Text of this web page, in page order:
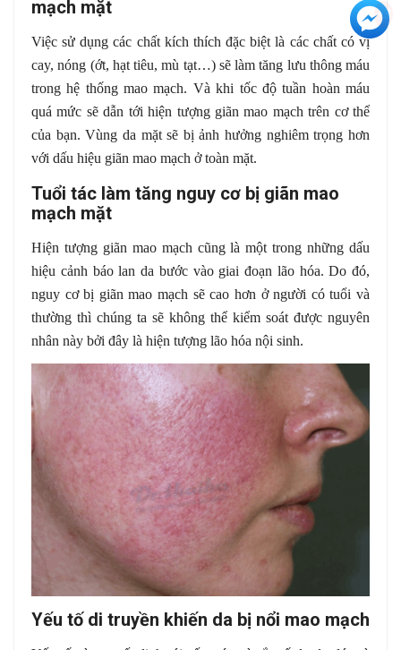
mạch mặt
Việc sử dụng các chất kích thích đặc biệt là các chất có vị
cay, nóng (ớt, hạt tiêu, mù tạt…) sẽ làm tăng lưu thông máu
trong hệ thống mao mạch. Và khi tốc độ tuần hoàn máu
quá mức sẽ dẫn tới hiện tượng giãn mao mạch trên cơ thể
của bạn. Vùng da mặt sẽ bị ảnh hưởng nghiêm trọng hơn
với dấu hiệu giãn mao mạch ở toàn mặt.
Tuổi tác làm tăng nguy cơ bị giãn mao
mạch mặt
Hiện tượng giãn mao mạch cũng là một trong những dấu
hiệu cảnh báo lan da bước vào giai đoạn lão hóa. Do đó,
nguy cơ bị giãn mao mạch sẽ cao hơn ở người có tuổi và
thường thì chúng ta sẽ không thể kiểm soát được nguyên
nhân này bởi đây là hiện tượng lão hóa nội sinh.
Yếu tố di truyền khiến da bị nổi mao mạch
+3